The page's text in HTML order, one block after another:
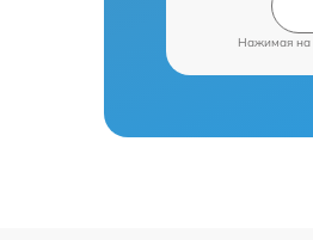
Нажимая на